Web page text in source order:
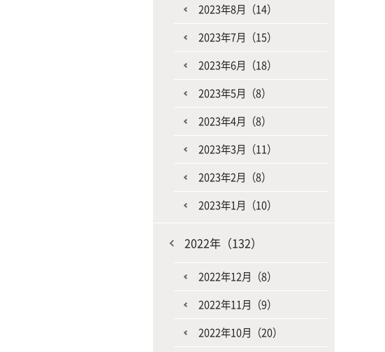
2023年8月（14）
2023年7月（15）
2023年6月（18）
2023年5月（8）
2023年4月（8）
2023年3月（11）
2023年2月（8）
2023年1月（10）
2022年（132）
2022年12月（8）
2022年11月（9）
2022年10月（20）